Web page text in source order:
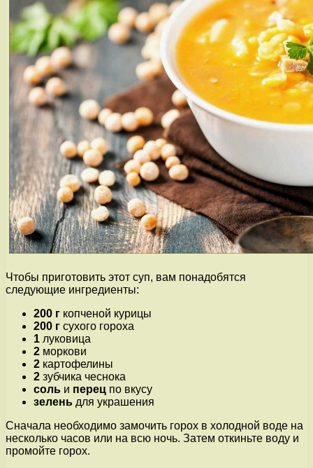
Чтобы приготовить этот суп, вам понадобятся
следующие ингредиенты:
200 г копченой курицы
200 г сухого гороха
1 луковица
2 моркови
2 картофелины
2 зубчика чеснока
соль и перец по вкусу
зелень для украшения
Сначала необходимо замочить горох в холодной воде на
несколько часов или на всю ночь. Затем откиньте воду и
промойте горох.